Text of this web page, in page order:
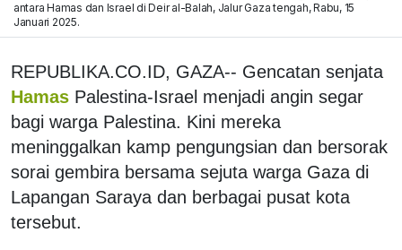
antara Hamas dan Israel di Deir al-Balah, Jalur Gaza tengah, Rabu, 15
Januari 2025.
REPUBLIKA.CO.ID, GAZA-- Gencatan senjata
Hamas Palestina-Israel menjadi angin segar
bagi warga Palestina. Kini mereka
meninggalkan kamp pengungsian dan bersorak
sorai gembira bersama sejuta warga Gaza di
Lapangan Saraya dan berbagai pusat kota
tersebut.